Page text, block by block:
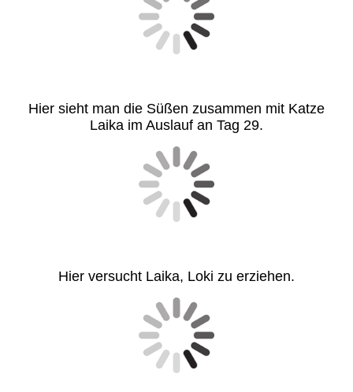
Hier sieht man die Süßen zusammen mit Katze
Laika im Auslauf an Tag 29.
Hier versucht Laika, Loki zu erziehen.